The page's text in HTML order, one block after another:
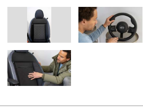
accent de culoare recurent, adăugând o
său metalic strălucitor, atât în exterior, cât
Gama de scaune este la fel de diversă. O
culori şi modele noi, este alăturată cu
precum modelul croşetat, realizează o
viitor. Panourile laterale laminate ale
integrate, pentru prima dată, în scaune,